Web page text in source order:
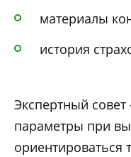
материалы
история
Экспертный
параметры при
ориентироваться